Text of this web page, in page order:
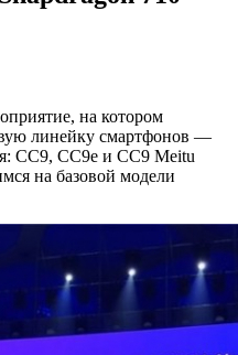
на котором
линейку смартфонов —
CC9, СС9e и СС9 Meitu
на базовой модели